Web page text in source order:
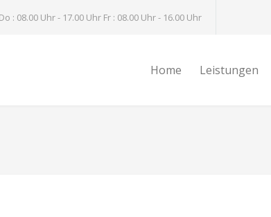
: 08.00 Uhr - 17.00 Uhr Fr : 08.00 Uhr - 16.00 Uhr
Home Leistungen